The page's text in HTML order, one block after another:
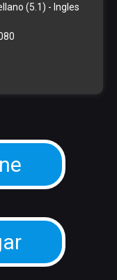
(5.1) - Ingles